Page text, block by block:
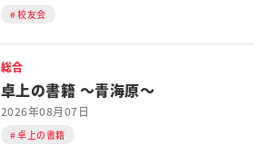
校友会
総合
卓上の書籍 ～青海原～
2026年08月07日
卓上の書籍